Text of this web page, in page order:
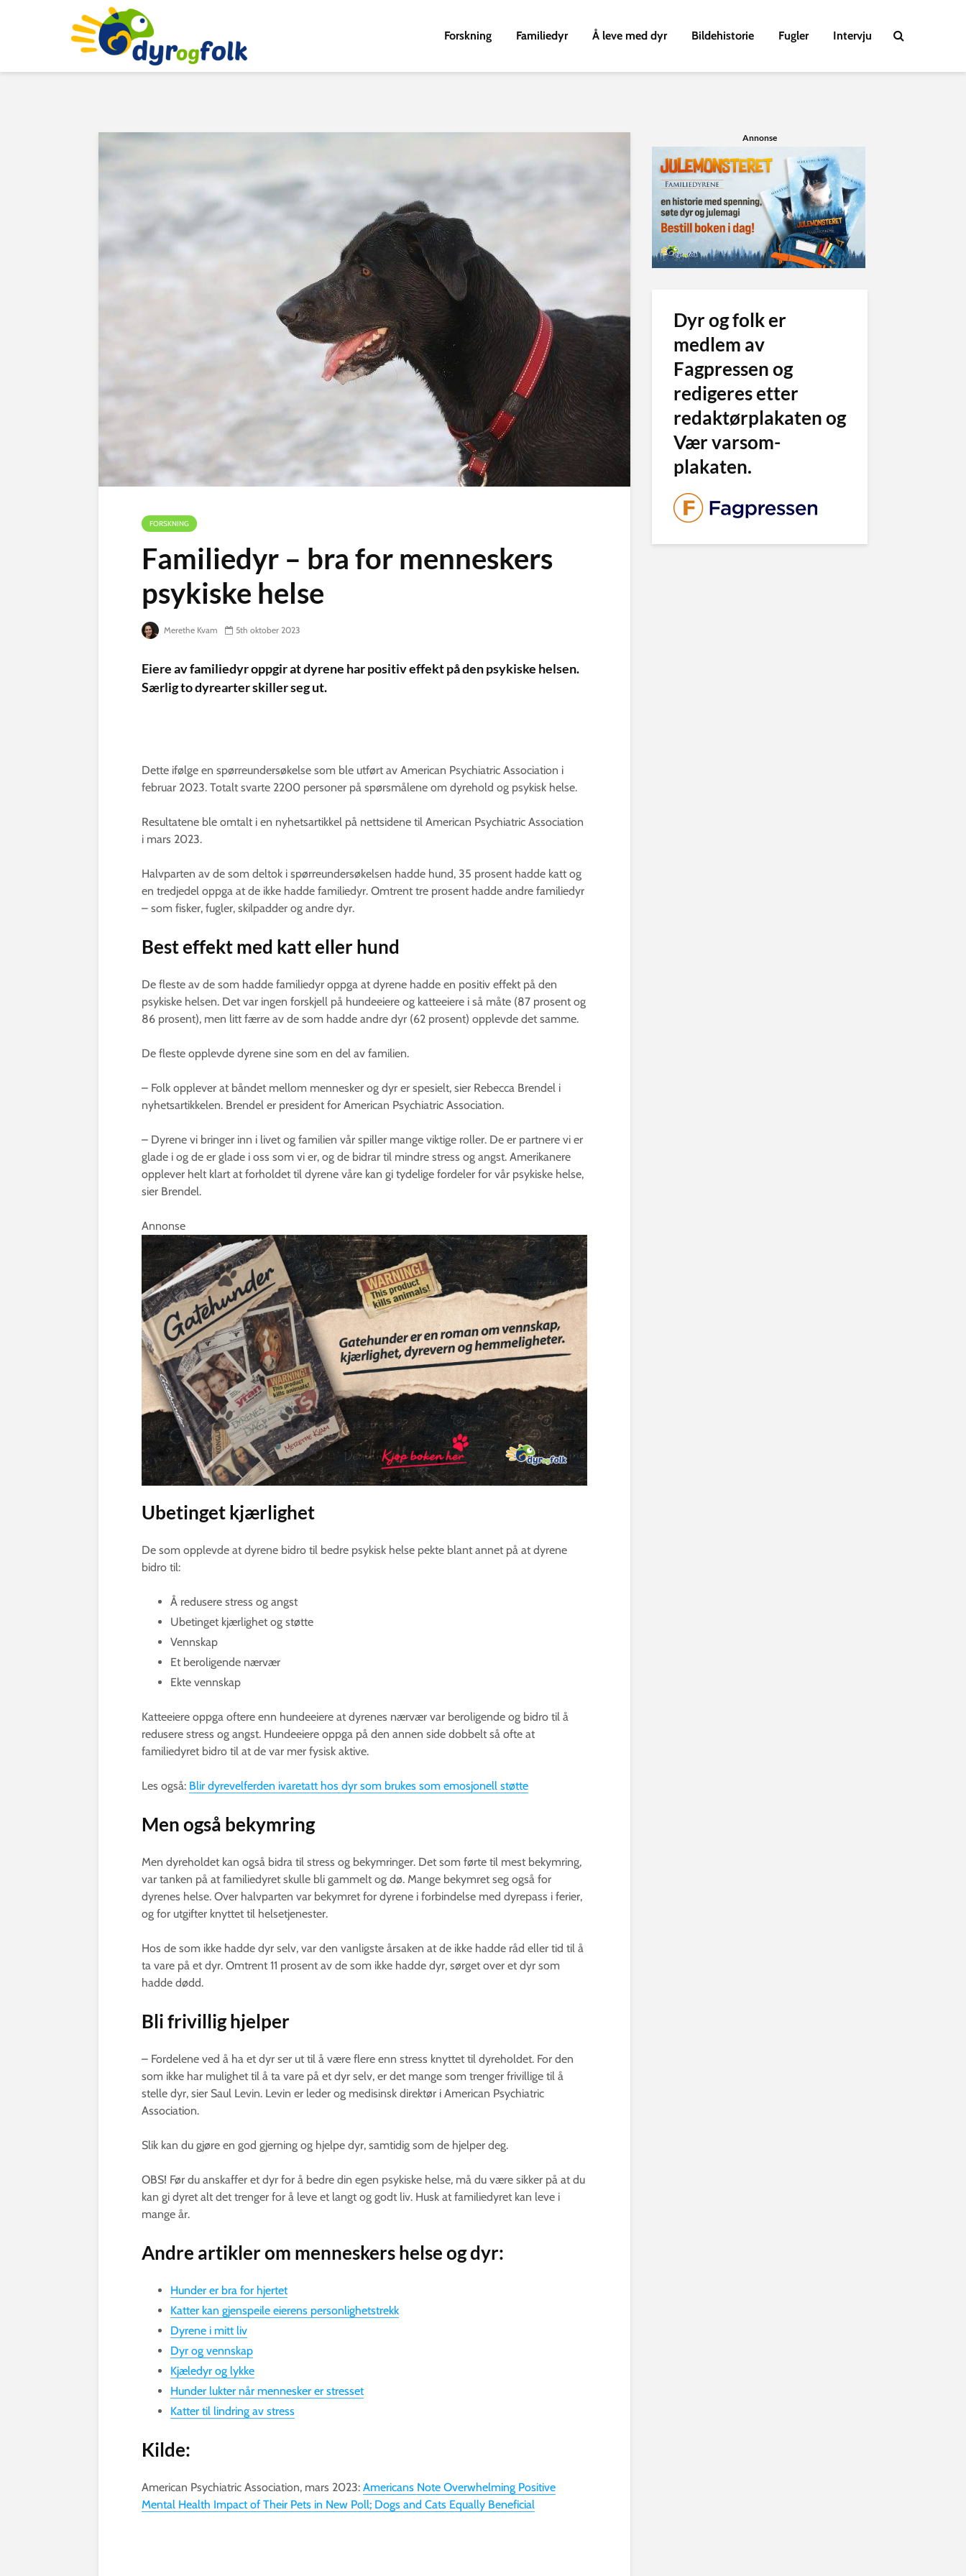
Forskning Familiedyr Å leve med dyr Bildehistorie Fugler Intervju
FORSKNING
Familiedyr – bra for menneskers
psykiske helse
Merethe Kvam 5th oktober 2023
Eiere av familiedyr oppgir at dyrene har positiv effekt på den psykiske helsen.
Særlig to dyrearter skiller seg ut.
Dette ifølge en spørreundersøkelse som ble utført av American Psychiatric Association i
februar 2023. Totalt svarte 2200 personer på spørsmålene om dyrehold og psykisk helse.
Resultatene ble omtalt i en nyhetsartikkel på nettsidene til American Psychiatric Association
i mars 2023.
Halvparten av de som deltok i spørreundersøkelsen hadde hund, 35 prosent hadde katt og
en tredjedel oppga at de ikke hadde familiedyr. Omtrent tre prosent hadde andre familiedyr
– som fisker, fugler, skilpadder og andre dyr.
Best effekt med katt eller hund
De fleste av de som hadde familiedyr oppga at dyrene hadde en positiv effekt på den
psykiske helsen. Det var ingen forskjell på hundeeiere og katteeiere i så måte (87 prosent og
86 prosent), men litt færre av de som hadde andre dyr (62 prosent) opplevde det samme.
De fleste opplevde dyrene sine som en del av familien.
– Folk opplever at båndet mellom mennesker og dyr er spesielt, sier Rebecca Brendel i
nyhetsartikkelen. Brendel er president for American Psychiatric Association.
– Dyrene vi bringer inn i livet og familien vår spiller mange viktige roller. De er partnere vi er
glade i og de er glade i oss som vi er, og de bidrar til mindre stress og angst. Amerikanere
opplever helt klart at forholdet til dyrene våre kan gi tydelige fordeler for vår psykiske helse,
sier Brendel.
Annonse
Ubetinget kjærlighet
De som opplevde at dyrene bidro til bedre psykisk helse pekte blant annet på at dyrene
bidro til:
Å redusere stress og angst
Ubetinget kjærlighet og støtte
Vennskap
Et beroligende nærvær
Ekte vennskap
Katteeiere oppga oftere enn hundeeiere at dyrenes nærvær var beroligende og bidro til å
redusere stress og angst. Hundeeiere oppga på den annen side dobbelt så ofte at
familiedyret bidro til at de var mer fysisk aktive.
Les også: Blir dyrevelferden ivaretatt hos dyr som brukes som emosjonell støtte
Men også bekymring
Men dyreholdet kan også bidra til stress og bekymringer. Det som førte til mest bekymring,
var tanken på at familiedyret skulle bli gammelt og dø. Mange bekymret seg også for
dyrenes helse. Over halvparten var bekymret for dyrene i forbindelse med dyrepass i ferier,
og for utgifter knyttet til helsetjenester.
Hos de som ikke hadde dyr selv, var den vanligste årsaken at de ikke hadde råd eller tid til å
ta vare på et dyr. Omtrent 11 prosent av de som ikke hadde dyr, sørget over et dyr som
hadde dødd.
Bli frivillig hjelper
– Fordelene ved å ha et dyr ser ut til å være flere enn stress knyttet til dyreholdet. For den
som ikke har mulighet til å ta vare på et dyr selv, er det mange som trenger frivillige til å
stelle dyr, sier Saul Levin. Levin er leder og medisinsk direktør i American Psychiatric
Association.
Slik kan du gjøre en god gjerning og hjelpe dyr, samtidig som de hjelper deg.
OBS! Før du anskaffer et dyr for å bedre din egen psykiske helse, må du være sikker på at du
kan gi dyret alt det trenger for å leve et langt og godt liv. Husk at familiedyret kan leve i
mange år.
Andre artikler om menneskers helse og dyr:
Hunder er bra for hjertet
Katter kan gjenspeile eierens personlighetstrekk
Dyrene i mitt liv
Dyr og vennskap
Kjæledyr og lykke
Hunder lukter når mennesker er stresset
Katter til lindring av stress
Kilde:
American Psychiatric Association, mars 2023: Americans Note Overwhelming Positive
Mental Health Impact of Their Pets in New Poll; Dogs and Cats Equally Beneficial
Annonse
Dyr og folk er
medlem av
Fagpressen og
redigeres etter
redaktørplakaten og
Vær varsom-
plakaten.